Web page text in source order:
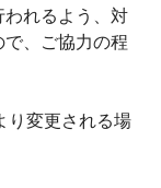
われるよう、対
、ご協力の程
り変更される場